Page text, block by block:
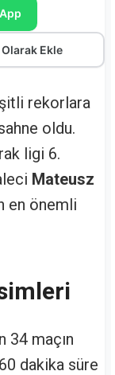
Ekle
rekorlara
oldu.
ligi 6.
Mateusz
en önemli
34 maçın
dakika süre